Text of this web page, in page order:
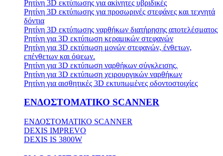
Ρητίνη 3D εκτύπωσης για ακίνητες υβριδικές
Ρητίνη 3D εκτύπωσης για προσωρινές στεφάνες και τεχνητά
δόντια
Ρητίνη 3D εκτύπωσης ναρθήκων διατήρησης αποτελέσματος
Ρητίνη για 3D εκτύπωση κεραμικών στεφανών
Ρητίνη για 3D εκτύπωση μονών στεφανών, ένθετων,
επένθετων και όψεων.
Ρητίνη για 3D εκτύπωση ναρθήκων σύγκλεισης.
Ρητίνη για 3D εκτύπωση χειρουργικών ναρθήκων
Ρητίνη για αισθητικές 3D εκτυπωμένες οδοντοστοιχίες
ΕΝΔΟΣΤΟΜΑΤΙΚΟ SCANNER
ΕΝΔΟΣΤΟΜΑΤΙΚΟ SCANNER
DEXIS IMPREVO
DEXIS IS 3800W